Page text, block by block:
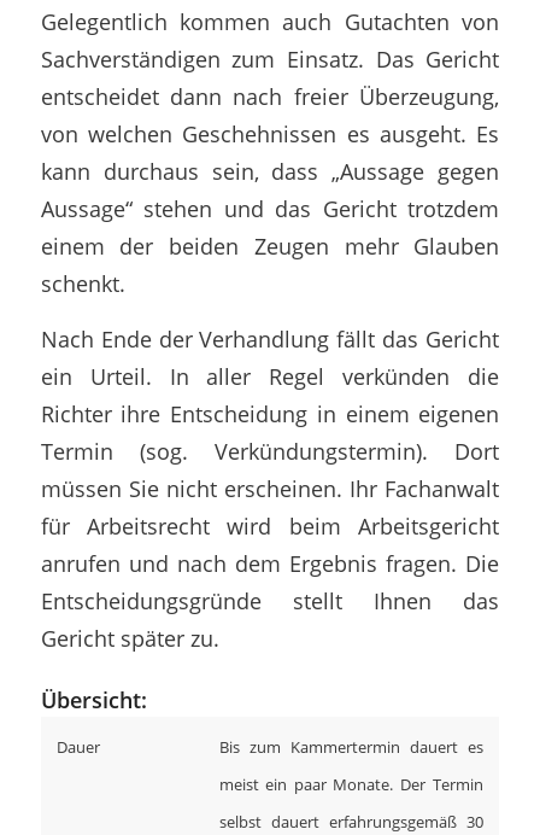
Gelegentlich kommen auch Gutachten von
Sachverständigen zum Einsatz. Das Gericht
entscheidet dann nach freier Überzeugung,
von welchen Geschehnissen es ausgeht. Es
kann durchaus sein, dass „Aussage gegen
Aussage“ stehen und das Gericht trotzdem
einem der beiden Zeugen mehr Glauben
schenkt.
Nach Ende der Verhandlung fällt das Gericht
ein Urteil. In aller Regel verkünden die
Richter ihre Entscheidung in einem eigenen
Termin (sog. Verkündungstermin). Dort
müssen Sie nicht erscheinen. Ihr Fachanwalt
für Arbeitsrecht wird beim Arbeitsgericht
anrufen und nach dem Ergebnis fragen. Die
Entscheidungsgründe stellt Ihnen das
Gericht später zu.
Übersicht:
Dauer
Bis zum Kammertermin dauert es
meist ein paar Monate. Der Termin
selbst dauert erfahrungsgemäß 30